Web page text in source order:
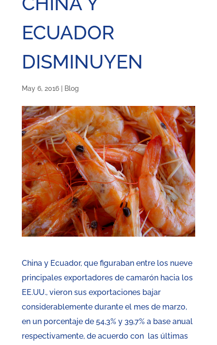
ECUADOR
DISMINUYEN
May 6, 2016| Blog
China y Ecuador, que figuraban entre los nueve
principales exportadores de camarón hacia los
EE.UU., vieron sus exportaciones bajar
considerablemente durante el mes de marzo,
en un porcentaje de 54,3% y 39,7% a base anual
respectivamente, de acuerdo con las últimas